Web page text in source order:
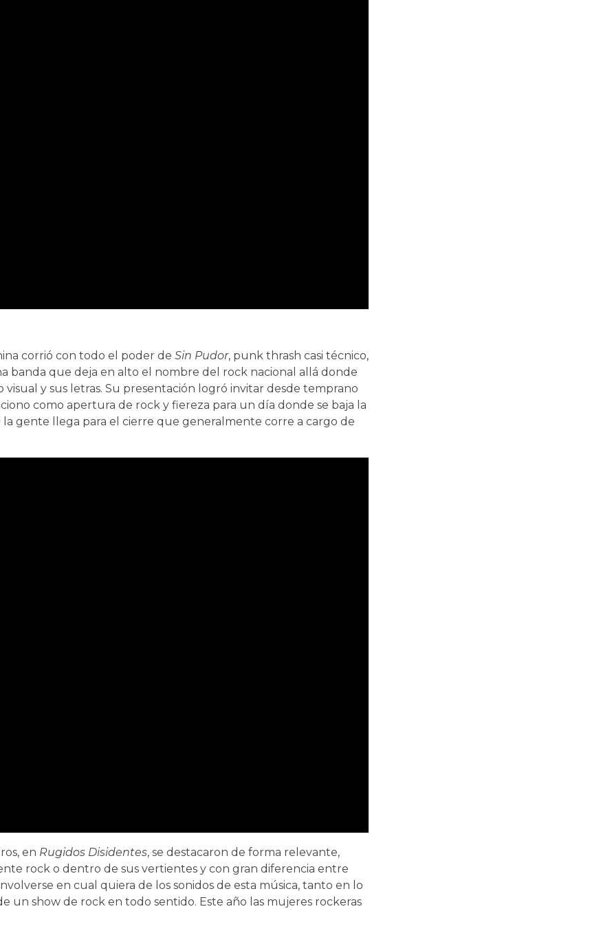
corrió con todo el poder de Sin Pudor, punk thrash casi técnico,
banda que deja en alto el nombre del rock nacional allá donde
y sus letras. Su presentación logró invitar desde temprano
como apertura de rock y fiereza para un día donde se baja la
gente llega para el cierre que generalmente corre a cargo de
en Rugidos Disidentes, se destacaron de forma relevante,
rock o dentro de sus vertientes y con gran diferencia entre
en cual quiera de los sonidos de esta música, tanto en lo
un show de rock en todo sentido. Este año las mujeres rockeras